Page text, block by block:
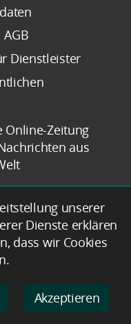
AGB
Dienstleister
Online-Zeitung
aus
unserer
Dienste erklären
dass wir Cookies
Akzeptieren